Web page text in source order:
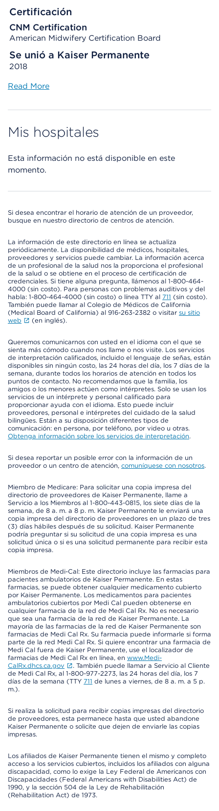
Certificación
CNM Certification
American Midwifery Certification Board
Se unió a Kaiser Permanente
2018
Read More
Mis hospitales
Esta información no está disponible en este
momento.
Si desea encontrar el horario de atención de un proveedor,
busque en nuestro directorio de centros de atención.
La información de este directorio en línea se actualiza
periódicamente. La disponibilidad de médicos, hospitales,
proveedores y servicios puede cambiar. La información acerca
de un profesional de la salud nos la proporciona el profesional
de la salud o se obtiene en el proceso de certificación de
credenciales. Si tiene alguna pregunta, llámenos al 1-800-464-
4000 (sin costo). Para personas con problemas auditivos y del
habla: 1-800-464-4000 (sin costo) o línea TTY al 711 (sin costo).
También puede llamar al Colegio de Médicos de California
(Medical Board of California) al 916-263-2382 o visitar su sitio
web
(en inglés).
Queremos comunicarnos con usted en el idioma con el que se
sienta más cómodo cuando nos llame o nos visite. Los servicios
de interpretación calificados, incluido el lenguaje de señas, están
disponibles sin ningún costo, las 24 horas del día, los 7 días de la
semana, durante todos los horarios de atención en todos los
puntos de contacto. No recomendamos que la familia, los
amigos o los menores actúen como intérpretes. Solo se usan los
servicios de un intérprete y personal calificado para
proporcionar ayuda con el idioma. Esto puede incluir
proveedores, personal e intérpretes del cuidado de la salud
bilingües. Están a su disposición diferentes tipos de
comunicación: en persona, por teléfono, por video u otras.
Obtenga información sobre los servicios de interpretación.
Si desea reportar un posible error con la información de un
proveedor o un centro de atención, comuníquese con nosotros.
Miembro de Medicare: Para solicitar una copia impresa del
directorio de proveedores de Kaiser Permanente, llame a
Servicio a los Miembros al 1-800-443-0815, los siete días de la
semana, de 8 a. m. a 8 p. m. Kaiser Permanente le enviará una
copia impresa del directorio de proveedores en un plazo de tres
(3) días hábiles después de su solicitud. Kaiser Permanente
podría preguntar si su solicitud de una copia impresa es una
solicitud única o si es una solicitud permanente para recibir esta
copia impresa.
Miembros de Medi-Cal: Este directorio incluye las farmacias para
pacientes ambulatorios de Kaiser Permanente. En estas
farmacias, se puede obtener cualquier medicamento cubierto
por Kaiser Permanente. Los medicamentos para pacientes
ambulatorios cubiertos por Medi Cal pueden obtenerse en
cualquier farmacia de la red de Medi Cal Rx. No es necesario
que sea una farmacia de la red de Kaiser Permanente. La
mayoría de las farmacias de la red de Kaiser Permanente son
farmacias de Medi Cal Rx. Su farmacia puede informarle si forma
parte de la red Medi Cal Rx. Si quiere encontrar una farmacia de
Medi Cal fuera de Kaiser Permanente, use el localizador de
farmacias de Medi Cal Rx en línea, en www.Medi-
CalRx.dhcs.ca.gov
. También puede llamar a Servicio al Cliente
de Medi Cal Rx, al 1-800-977-2273, las 24 horas del día, los 7
días de la semana (TTY 711 de lunes a viernes, de 8 a. m. a 5 p.
m.).
Si realiza la solicitud para recibir copias impresas del directorio
de proveedores, esta permanece hasta que usted abandone
Kaiser Permanente o solicite que dejen de enviarle las copias
impresas.
Los afiliados de Kaiser Permanente tienen el mismo y completo
acceso a los servicios cubiertos, incluidos los afiliados con alguna
discapacidad, como lo exige la Ley Federal de Americanos con
Discapacidades (Federal Americans with Disabilities Act) de
1990, y la sección 504 de la Ley de Rehabilitación
(Rehabilitation Act) de 1973.